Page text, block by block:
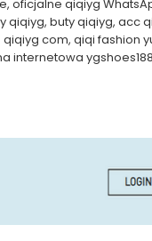
, oficjalne qiqiyg
qiqiyg, buty qiqiyg, acc
qiqiyg com, qiqi fashion
internetowa ygshoes188